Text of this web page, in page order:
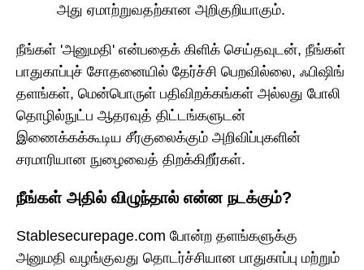
அது ஏமாற்றுவதற்கான அறிகுறியாகும்.
நீங்கள் 'அனுமதி' என்பதைக் கிளிக் செய்தவுடன், நீங்கள்
பாதுகாப்புச் சோதனையில் தேர்ச்சி பெறவில்லை, ஃபிஷிங்
தளங்கள், மென்பொருள் பதிவிறக்கங்கள் அல்லது போலி
தொழில்நுட்ப ஆதரவுத் திட்டங்களுடன்
இணைக்கக்கூடிய சீர்குலைக்கும் அறிவிப்புகளின்
சரமாரியான நுழைவைத் திறக்கிறீர்கள்.
நீங்கள் அதில் விழுந்தால் என்ன நடக்கும்?
Stablesecurepage.com போன்ற தளங்களுக்கு
அனுமதி வழங்குவது தொடர்ச்சியான பாதுகாப்பு மற்றும்